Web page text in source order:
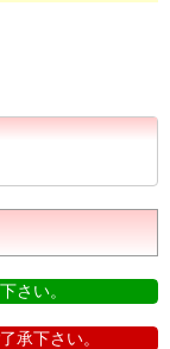
さい。
承下さい。